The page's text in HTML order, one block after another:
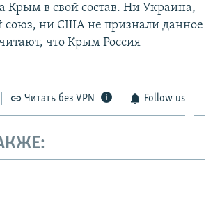
Крым в свой состав. Ни Украина,
союз, ни США не признали данное
что Крым Россия
Читать без VPN Follow us